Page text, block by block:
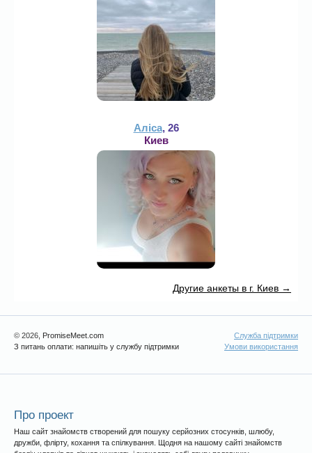
Аліса, 26
Киев
Другие анкеты в г. Киев →
Служба підтримки
Умови використання
© 2026, PromiseMeet.com
З питань оплати: напишіть у службу підтримки
Про проект
Наш сайт знайомств створений для пошуку серйозних стосунків, шлюбу,
дружби, флірту, кохання та спілкування. Щодня на нашому сайті знайомств